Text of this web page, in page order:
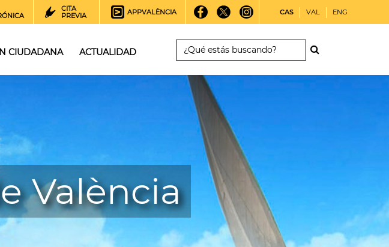
CITA
PREVIA
APPVALÈNCIA CAS VAL ENG
CIUDADANA ACTUALIDAD
València